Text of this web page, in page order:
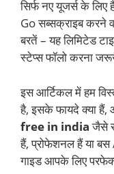
सिर्फ नए यूजर्स के लिए
Go सब्सक्राइब करने
बरतें – यह लिमिटेड
स्टेप्स फॉलो करना
इस आर्टिकल में हम
है, इसके फायदे क्या हैं,
free in indiaजैसे
हैं, प्रोफेशनल हैं या बस
गाइड आपके लिए